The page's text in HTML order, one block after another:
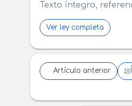
Texto íntegro,
Ver ley completa
Artículo anterior